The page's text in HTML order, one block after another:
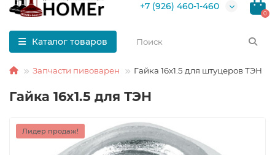
+7 (926) 460-1-460
0
Каталог товаров
Запчасти пивоварен Гайка 16x1.5 для штуцеров ТЭН
Гайка 16x1.5 для ТЭН
Лидер продаж!